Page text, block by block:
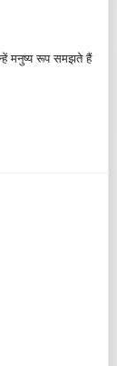
मनुष्य रूप समझते हैं